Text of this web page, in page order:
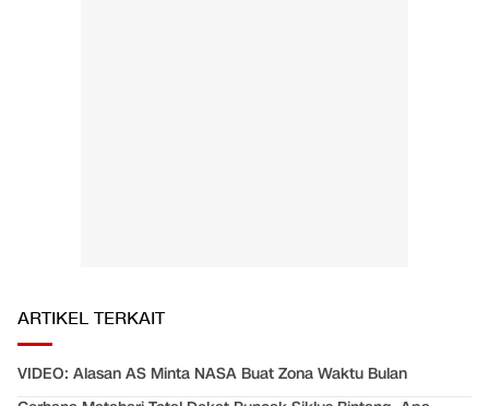
ARTIKEL TERKAIT
VIDEO: Alasan AS Minta NASA Buat Zona Waktu Bulan